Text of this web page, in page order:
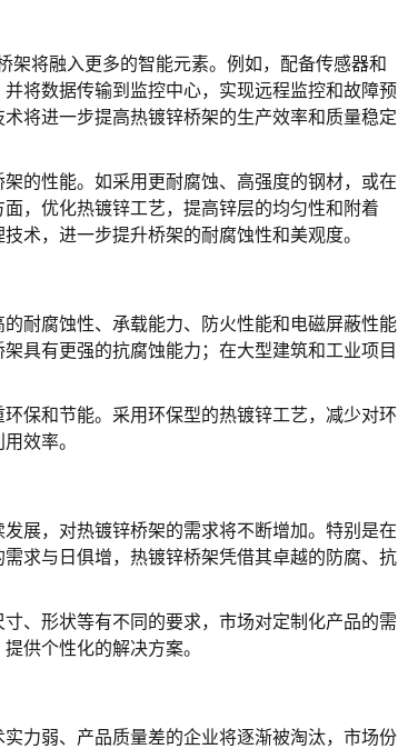
将融入更多的智能元素。例如，配备传感器和
将数据传输到监控中心，实现远程监控和故障预
将进一步提高热镀锌桥架的生产效率和质量稳定
的性能。如采用更耐腐蚀、高强度的钢材，或在
，优化热镀锌工艺，提高锌层的均匀性和附着
术，进一步提升桥架的耐腐蚀性和美观度。
耐腐蚀性、承载能力、防火性能和电磁屏蔽性能
具有更强的抗腐蚀能力；在大型建筑和工业项目
保和节能。采用环保型的热镀锌工艺，减少对环
效率。
展，对热镀锌桥架的需求将不断增加。特别是在
求与日俱增，热镀锌桥架凭借其卓越的防腐、抗
、形状等有不同的要求，市场对定制化产品的需
供个性化的解决方案。
力弱、产品质量差的企业将逐渐被淘汰，市场份